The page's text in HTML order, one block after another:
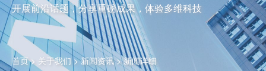
开展前沿话题，分享重磅成果，体验多维科技
首页> 关于我们 > 新闻资讯> 新闻详细